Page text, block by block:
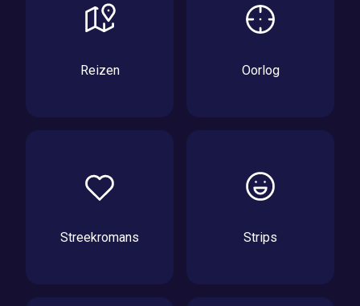
Reizen Oorlog
Streekromans Strips